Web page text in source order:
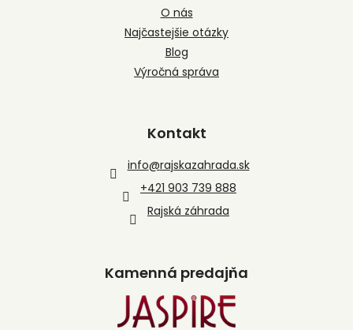
O nás
Najčastejšie otázky
Blog
Výročná správa
Kontakt
info@rajskazahrada.sk
+421 903 739 888
Rajská záhrada
Kamenná predajňa